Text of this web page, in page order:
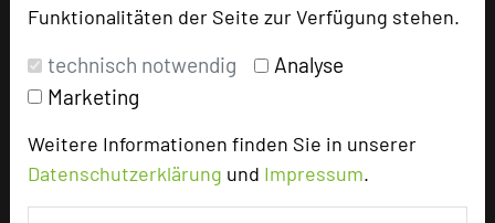
Funktionalitäten der Seite zur Verfügung stehen.
technisch notwendig
Analyse
Marketing
Weitere Informationen finden Sie in unserer
Datenschutzerklärung und Impressum.
Hoteldaten
Max. Tagungskapazität (Personen)
U-Form
35